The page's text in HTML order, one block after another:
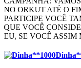
NO ORKUT ATÉ O
PARTICIPE VOCÊ
QUE VOCÊ
EU, SE VOCÊ ASSIM